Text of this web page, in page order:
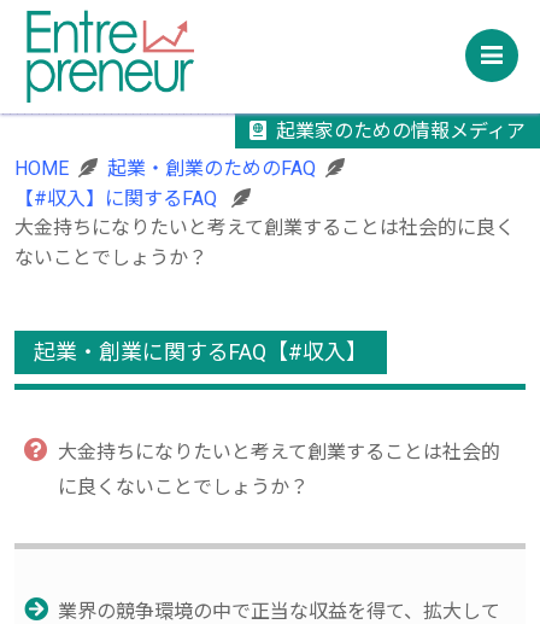
起業家のための情報メディア
HOME
起業・創業のためのFAQ
【#収入】に関するFAQ
大金持ちになりたいと考えて創業することは社会的に良く
ないことでしょうか？
起業・創業に関するFAQ【#収入】
大金持ちになりたいと考えて創業することは社会的
に良くないことでしょうか？
業界の競争環境の中で正当な収益を得て、拡大して